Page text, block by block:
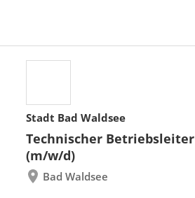
Stadt Bad Waldsee
Technischer Betriebsleiter
(m/w/d)
Bad Waldsee